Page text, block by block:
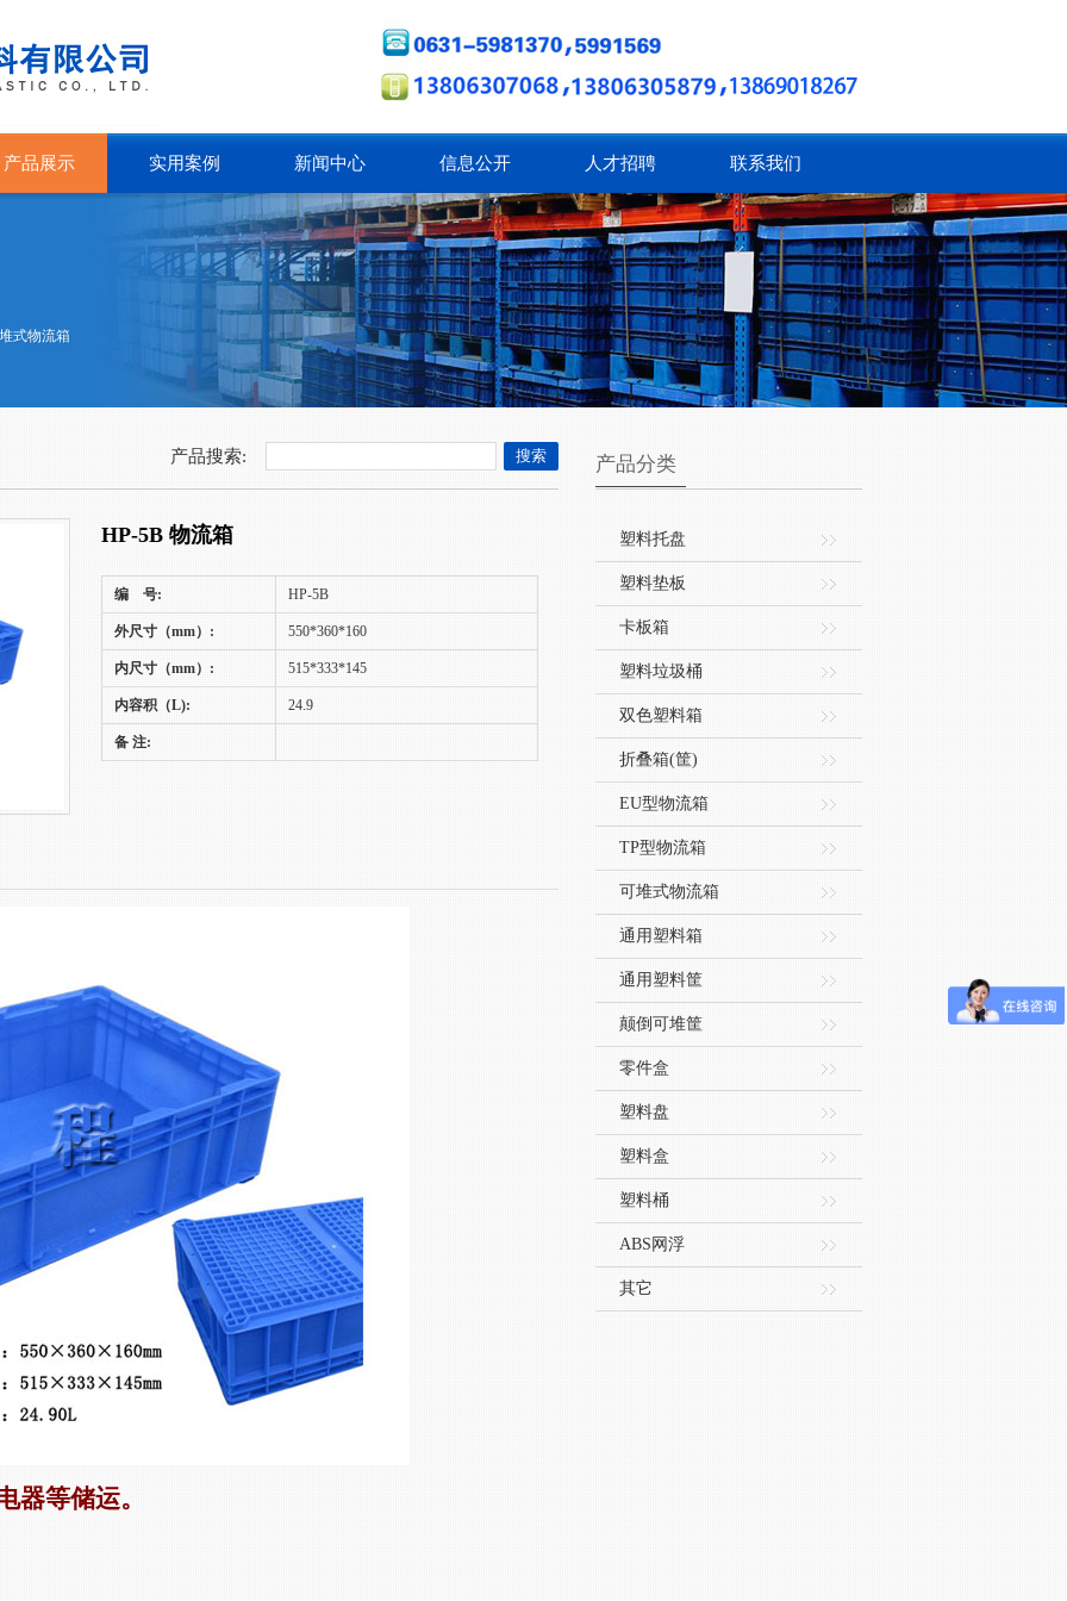
产品展示 实用案例 新闻中心 信息公开 人才招聘 联系我们
式物流箱
产品搜索:
HP-5B 物流箱
编 号: HP-5B
外尺寸（mm）: 550*360*160
内尺寸（mm）: 515*333*145
内容积（L): 24.9
备 注:
器等储运。
产品分类
塑料托盘
塑料垫板
卡板箱
塑料垃圾桶
双色塑料箱
折叠箱(筐)
EU型物流箱
TP型物流箱
可堆式物流箱
通用塑料箱
通用塑料筐
颠倒可堆筐
零件盒
塑料盘
塑料盒
塑料桶
ABS网浮
其它